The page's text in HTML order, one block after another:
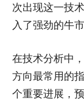
次出现这一技
入了强劲的牛市
在技术分析中
方向最常用的
个重要进展，